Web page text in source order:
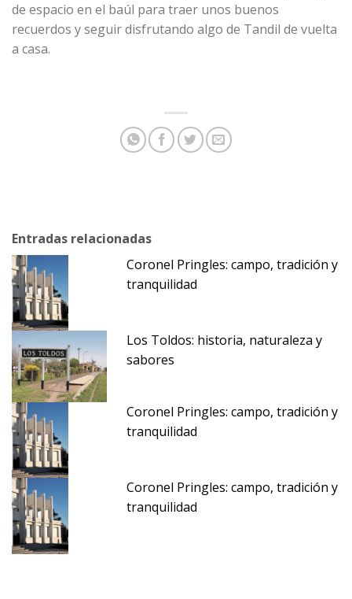
de espacio en el baúl para traer unos buenos
recuerdos y seguir disfrutando algo de Tandil de vuelta
a casa.
Entradas relacionadas
Coronel Pringles: campo, tradición y
tranquilidad
Los Toldos: historia, naturaleza y
sabores
Coronel Pringles: campo, tradición y
tranquilidad
Coronel Pringles: campo, tradición y
tranquilidad